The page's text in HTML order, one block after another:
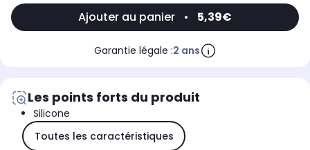
Ajouter au panier • 5,39€
Garantie légale :2 ans
Les points forts du produit
Silicone
Toutes les caractéristiques